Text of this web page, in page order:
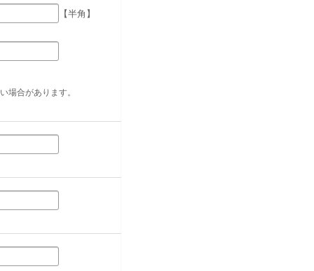
【半角】
場合があります。